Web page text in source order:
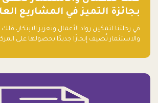
بجائزة التميز في المشاريع
ريادة الأعمال الصاعدة لعام ٢٠٢٤
في رحلتنا لتمكين رواد الأعمال وتعزيز الابتكار،
والاستثمار تُضيف إنجازًا جديدًا بحصولها على